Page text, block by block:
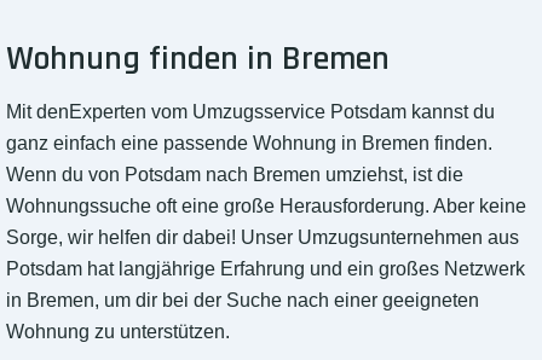
Wohnung finden in Bremen
Mit denExperten vom Umzugsservice Potsdam kannst du
ganz einfach eine passende Wohnung in Bremen finden.
Wenn du von Potsdam nach Bremen umziehst, ist die
Wohnungssuche oft eine große Herausforderung. Aber keine
Sorge, wir helfen dir dabei! Unser Umzugsunternehmen aus
Potsdam hat langjährige Erfahrung und ein großes Netzwerk
in Bremen, um dir bei der Suche nach einer geeigneten
Wohnung zu unterstützen.